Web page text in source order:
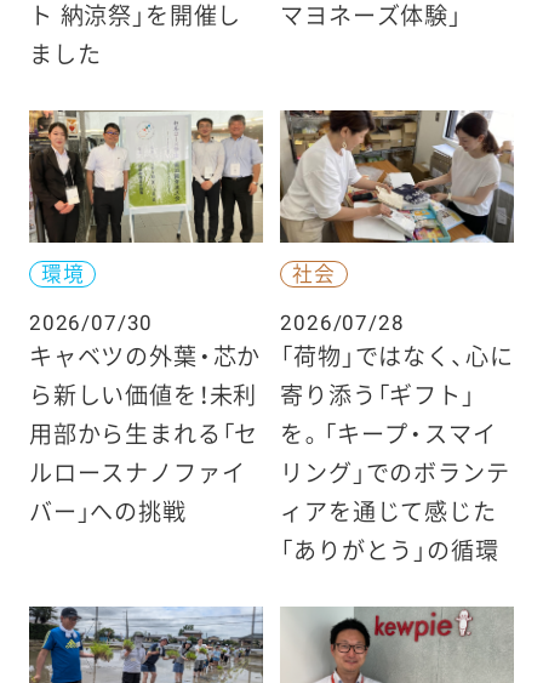
ト 納涼祭」を開催し
ました
マヨネーズ体験」
環境
2026/07/30
キャベツの外葉・芯か
ら新しい価値を！未利
用部から生まれる「セ
ルロースナノファイ
バー」への挑戦
社会
2026/07/28
「荷物」ではなく、心に
寄り添う「ギフト」
を。「キープ・スマイ
リング」でのボランテ
ィアを通じて感じた
「ありがとう」の循環